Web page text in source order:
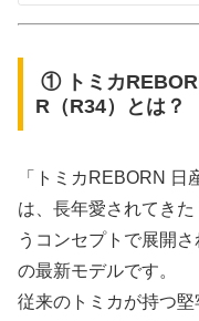
① トミカ
R（R34）とは？
「トミカREBORN 日
は、長年愛されてきた
うコンセプトで展開
の最新モデルです。
従来のトミカが持つ